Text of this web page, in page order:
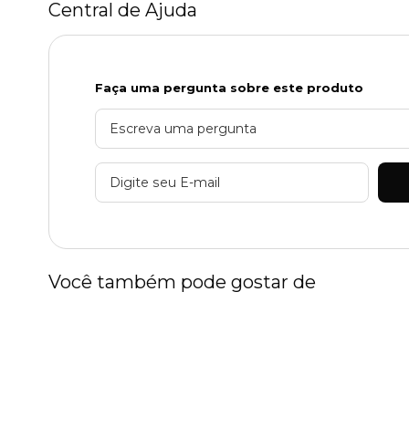
Central de Ajuda
Faça uma pergunta sobre este produto
Você também pode gostar de